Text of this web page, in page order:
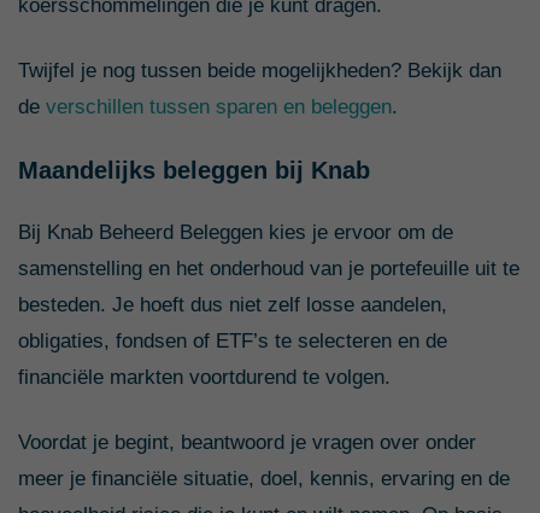
koersschommelingen die je kunt dragen.
Twijfel je nog tussen beide mogelijkheden? Bekijk dan
de verschillen tussen sparen en beleggen.
Maandelijks beleggen bij Knab
Bij Knab Beheerd Beleggen kies je ervoor om de
samenstelling en het onderhoud van je portefeuille uit te
besteden. Je hoeft dus niet zelf losse aandelen,
obligaties, fondsen of ETF’s te selecteren en de
financiële markten voortdurend te volgen.
Voordat je begint, beantwoord je vragen over onder
meer je financiële situatie, doel, kennis, ervaring en de